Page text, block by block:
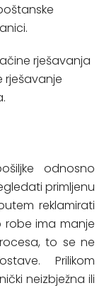
rješavanja
odnosno
primljenu
reklamirati
robe ima manje
to se ne
Prilikom
neizbježna ili